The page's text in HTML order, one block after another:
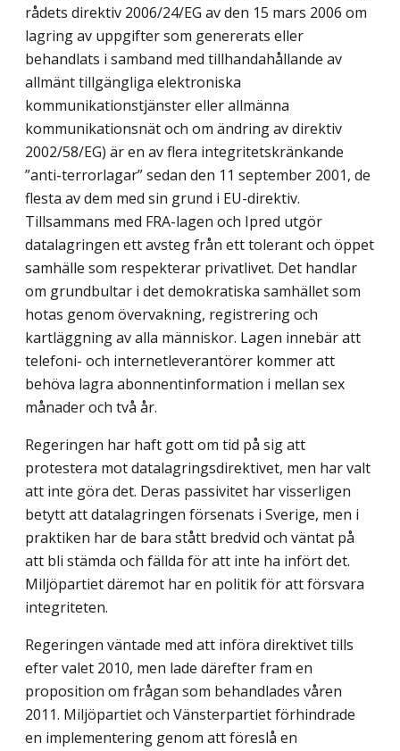
rådets direktiv 2006/24/EG av den 15 mars 2006 om
lagring av uppgifter som genererats eller
behandlats i samband med tillhandahållande av
allmänt tillgängliga elektroniska
kommunikationstjänster eller allmänna
kommunikationsnät och om ändring av direktiv
2002/58/EG) är en av flera integritetskränkande
”anti-terrorlagar” sedan den 11 september 2001, de
flesta av dem med sin grund i EU-direktiv.
Tillsammans med FRA-lagen och Ipred utgör
datalagringen ett avsteg från ett tolerant och öppet
samhälle som respekterar privatlivet. Det handlar
om grundbultar i det demokratiska samhället som
hotas genom övervakning, registrering och
kartläggning av alla människor. Lagen innebär att
telefoni- och internetleverantörer kommer att
behöva lagra abonnentinformation i mellan sex
månader och två år.
Regeringen har haft gott om tid på sig att
protestera mot datalagringsdirektivet, men har valt
att inte göra det. Deras passivitet har visserligen
betytt att datalagringen försenats i Sverige, men i
praktiken har de bara stått bredvid och väntat på
att bli stämda och fällda för att inte ha infört det.
Miljöpartiet däremot har en politik för att försvara
integriteten.
Regeringen väntade med att införa direktivet tills
efter valet 2010, men lade därefter fram en
proposition om frågan som behandlades våren
2011. Miljöpartiet och Vänsterpartiet förhindrade
en implementering genom att föreslå en